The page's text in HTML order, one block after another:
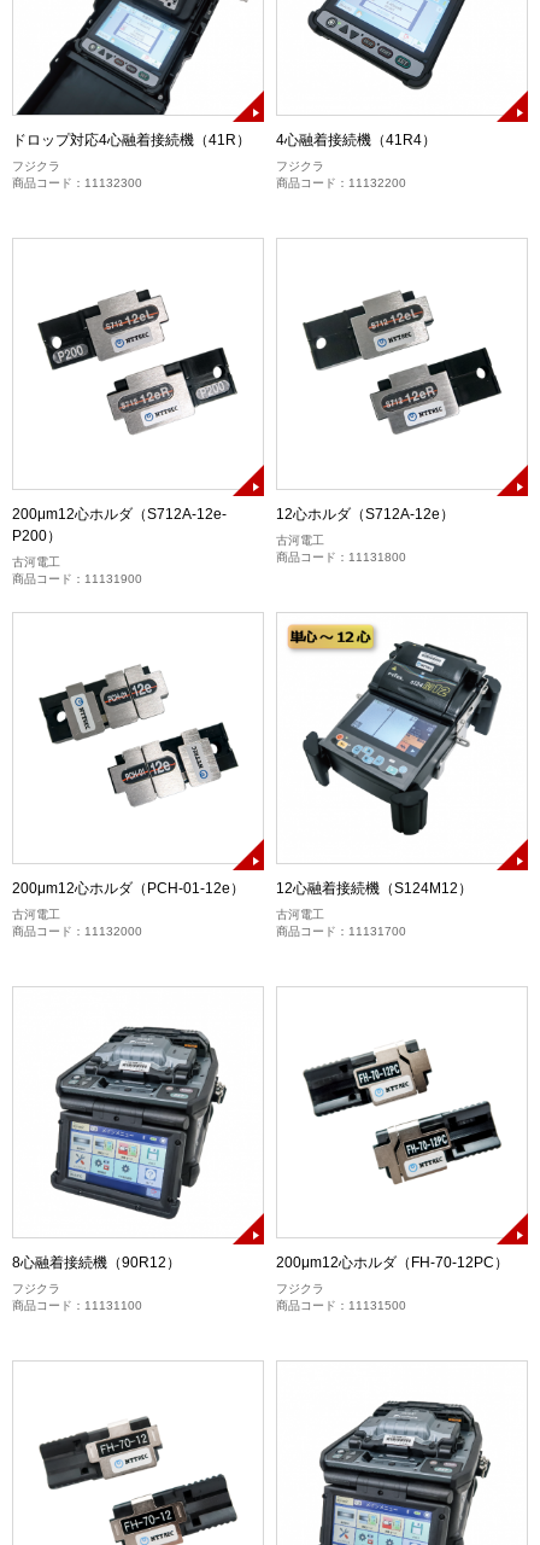
ドロップ対応4心融着接続機（41R）
フジクラ
商品コード：11132300
4心融着接続機（41R4）
フジクラ
商品コード：11132200
200μm12心ホルダ（S712A-12e-
P200）
古河電工
商品コード：11131900
12心ホルダ（S712A-12e）
古河電工
商品コード：11131800
200μm12心ホルダ（PCH-01-12e）
古河電工
商品コード：11132000
12心融着接続機（S124M12）
古河電工
商品コード：11131700
8心融着接続機（90R12）
フジクラ
商品コード：11131100
200μm12心ホルダ（FH-70-12PC）
フジクラ
商品コード：11131500